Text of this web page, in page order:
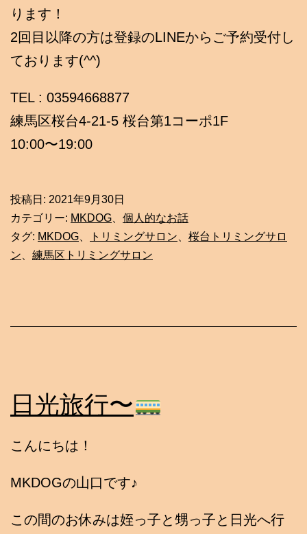
ります！
2回目以降の方は登録のLINEからご予約受付し
ております(^^)
TEL : 03594668877
練馬区桜台4-21-5 桜台第1コーポ1F
10:00〜19:00
投稿日: 2021年9月30日
カテゴリー: MKDOG
個人的なお話
タグ: MKDOG トリミングサロン
桜台トリミングサロ
ン
練馬区トリミングサロン
日光旅行〜
こんにちは！
MKDOGの山口です♪
この間のお休みは姪っ子と甥っ子と日光へ行